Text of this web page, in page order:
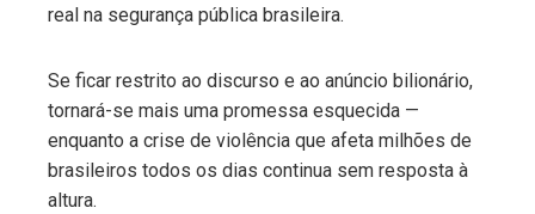
real na segurança pública brasileira.
Se ficar restrito ao discurso e ao anúncio bilionário,
tornará-se mais uma promessa esquecida —
enquanto a crise de violência que afeta milhões de
brasileiros todos os dias continua sem resposta à
altura.